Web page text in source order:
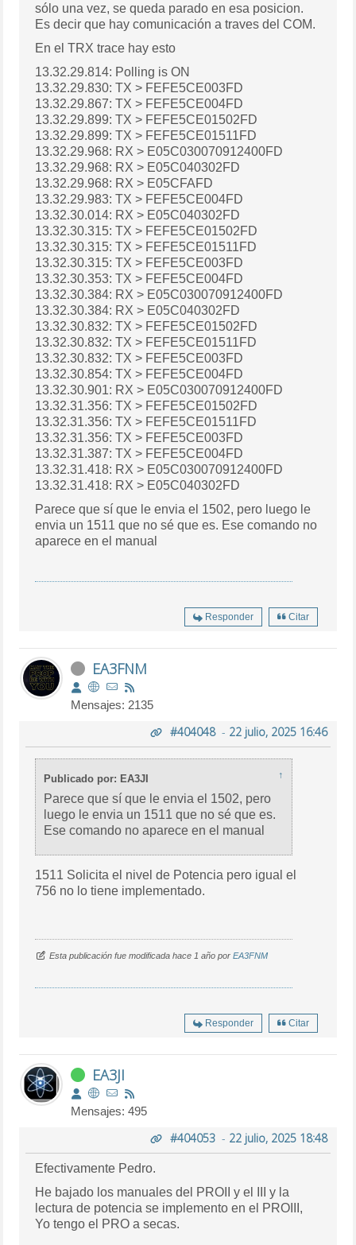
sólo una vez, se queda parado en esa posicion.
Es decir que hay comunicación a traves del COM.
En el TRX trace hay esto
13.32.29.814: Polling is ON
13.32.29.830: TX > FEFE5CE003FD
13.32.29.867: TX > FEFE5CE004FD
13.32.29.899: TX > FEFE5CE01502FD
13.32.29.899: TX > FEFE5CE01511FD
13.32.29.968: RX > E05C030070912400FD
13.32.29.968: RX > E05C040302FD
13.32.29.968: RX > E05CFAFD
13.32.29.983: TX > FEFE5CE004FD
13.32.30.014: RX > E05C040302FD
13.32.30.315: TX > FEFE5CE01502FD
13.32.30.315: TX > FEFE5CE01511FD
13.32.30.315: TX > FEFE5CE003FD
13.32.30.353: TX > FEFE5CE004FD
13.32.30.384: RX > E05C030070912400FD
13.32.30.384: RX > E05C040302FD
13.32.30.832: TX > FEFE5CE01502FD
13.32.30.832: TX > FEFE5CE01511FD
13.32.30.832: TX > FEFE5CE003FD
13.32.30.854: TX > FEFE5CE004FD
13.32.30.901: RX > E05C030070912400FD
13.32.31.356: TX > FEFE5CE01502FD
13.32.31.356: TX > FEFE5CE01511FD
13.32.31.356: TX > FEFE5CE003FD
13.32.31.387: TX > FEFE5CE004FD
13.32.31.418: RX > E05C030070912400FD
13.32.31.418: RX > E05C040302FD
Parece que sí que le envia el 1502, pero luego le
envia un 1511 que no sé que es. Ese comando no
aparece en el manual
Responder Citar
EA3FNM
Mensajes: 2135
#404048- 22 julio, 2025 16:46
Publicado por: EA3JI ↑
Parece que sí que le envia el 1502, pero
luego le envia un 1511 que no sé que es.
Ese comando no aparece en el manual
1511 Solicita el nivel de Potencia pero igual el
756 no lo tiene implementado.
Esta publicación fue modificada hace 1 año porEA3FNM
Responder Citar
EA3JI
Mensajes: 495
#404053- 22 julio, 2025 18:48
Efectivamente Pedro.
He bajado los manuales del PROII y el III y la
lectura de potencia se implemento en el PROIII,
Yo tengo el PRO a secas.